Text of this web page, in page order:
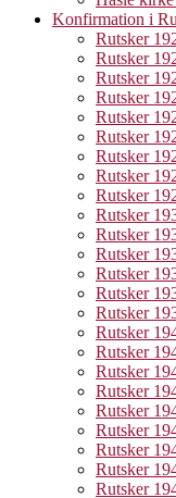
Konfirmation i
Rutsker
Rutsker
Rutsker
Rutsker
Rutsker
Rutsker
Rutsker
Rutsker
Rutsker
Rutsker
Rutsker
Rutsker
Rutsker
Rutsker
Rutsker
Rutsker
Rutsker
Rutsker
Rutsker
Rutsker
Rutsker
Rutsker
Rutsker
Rutsker